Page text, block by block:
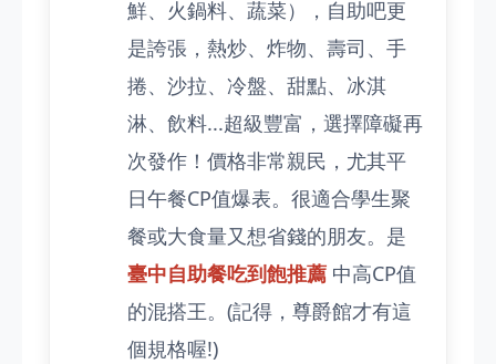
鮮、火鍋料、蔬菜），自助吧更
是誇張，熱炒、炸物、壽司、手
捲、沙拉、冷盤、甜點、冰淇
淋、飲料...超級豐富，選擇障礙再
次發作！價格非常親民，尤其平
日午餐CP值爆表。很適合學生聚
餐或大食量又想省錢的朋友。是
臺中自助餐吃到飽推薦 中高CP值
的混搭王。(記得，尊爵館才有這
個規格喔!)